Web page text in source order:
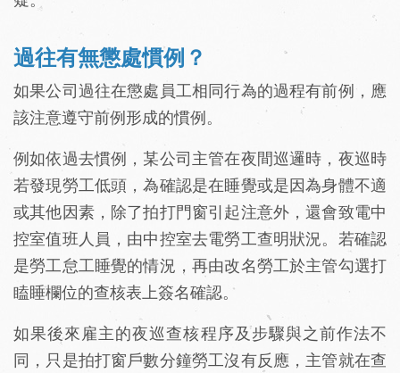
過往有無懲處慣例？
如果公司過往在懲處員工相同行為的過程有前例，應
該注意遵守前例形成的慣例。
例如依過去慣例，某公司主管在夜間巡邏時，夜巡時
若發現勞工低頭，為確認是在睡覺或是因為身體不適
或其他因素，除了拍打門窗引起注意外，還會致電中
控室值班人員，由中控室去電勞工查明狀況。若確認
是勞工怠工睡覺的情況，再由改名勞工於主管勾選打
瞌睡欄位的查核表上簽名確認。
如果後來雇主的夜巡查核程序及步驟與之前作法不
同，只是拍打窗戶數分鐘勞工沒有反應，主管就在查